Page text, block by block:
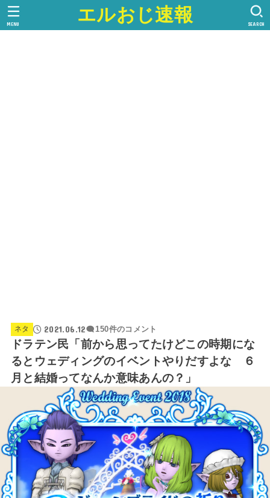
エルおじ速報 SEARCH
MENU
ネタ 2021.06.12 150件のコメント
ドラテン民「前から思ってたけどこの時期にな
るとウェディングのイベントやりだすよな ６
月と結婚ってなんか意味あんの？」